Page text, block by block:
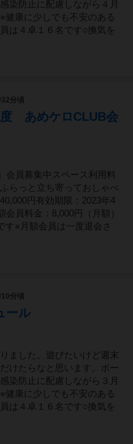
染防止に配慮しながら４月
健康に少しでも不安のある
は４卓１６名です○換気を
分頃
度 あめケロCLUB会
会員募集中スペース利用料
らっと立ち寄っておしゃべ
円有効期限：2023年4
員料金：8,000円（月額）
す※月額会員は一度退会さ
分頃
ール
ました。遊びたいけど週末
けたらなと思います。ボー
染防止に配慮しながら３月
健康に少しでも不安のある
は４卓１６名です○換気を